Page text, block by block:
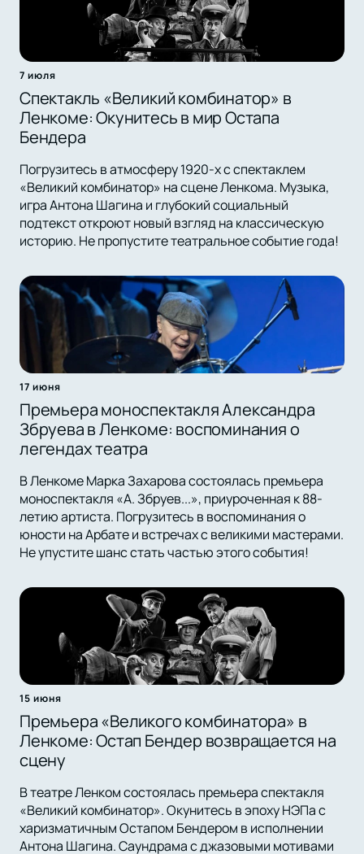
7 июля
Спектакль «Великий комбинатор» в
Ленкоме: Окунитесь в мир Остапа
Бендера
Погрузитесь в атмосферу 1920-х с спектаклем
«Великий комбинатор» на сцене Ленкома. Музыка,
игра Антона Шагина и глубокий социальный
подтекст откроют новый взгляд на классическую
историю. Не пропустите театральное событие года!
17 июня
Премьера моноспектакля Александра
Збруева в Ленкоме: воспоминания о
легендах театра
В Ленкоме Марка Захарова состоялась премьера
моноспектакля «А. Збруев...», приуроченная к 88-
летию артиста. Погрузитесь в воспоминания о
юности на Арбате и встречах с великими мастерами.
Не упустите шанс стать частью этого события!
15 июня
Премьера «Великого комбинатора» в
Ленкоме: Остап Бендер возвращается на
сцену
В театре Ленком состоялась премьера спектакля
«Великий комбинатор». Окунитесь в эпоху НЭПа с
харизматичным Остапом Бендером в исполнении
Антона Шагина. Саундрама с джазовыми мотивами